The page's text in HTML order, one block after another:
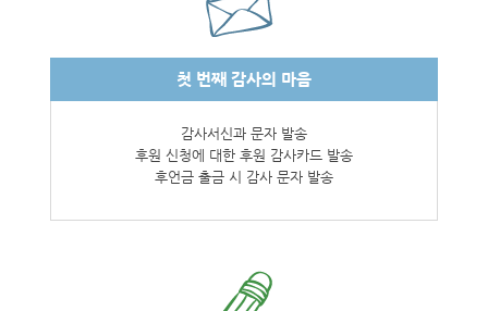
첫 번째 감사의 마음
감사서신과 문자 발송
후원 신청에 대한 후원 감사카드 발송
후언금 출금 시 감사 문자 발송